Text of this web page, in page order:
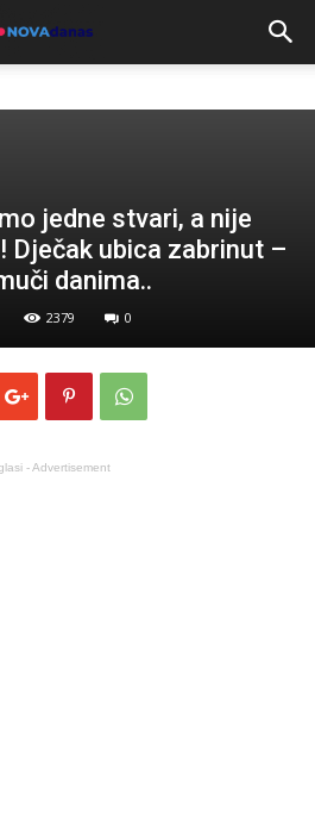
jedne stvari, a nije
Dječak ubica zabrinut –
danima..
2379 0
- Advertisement